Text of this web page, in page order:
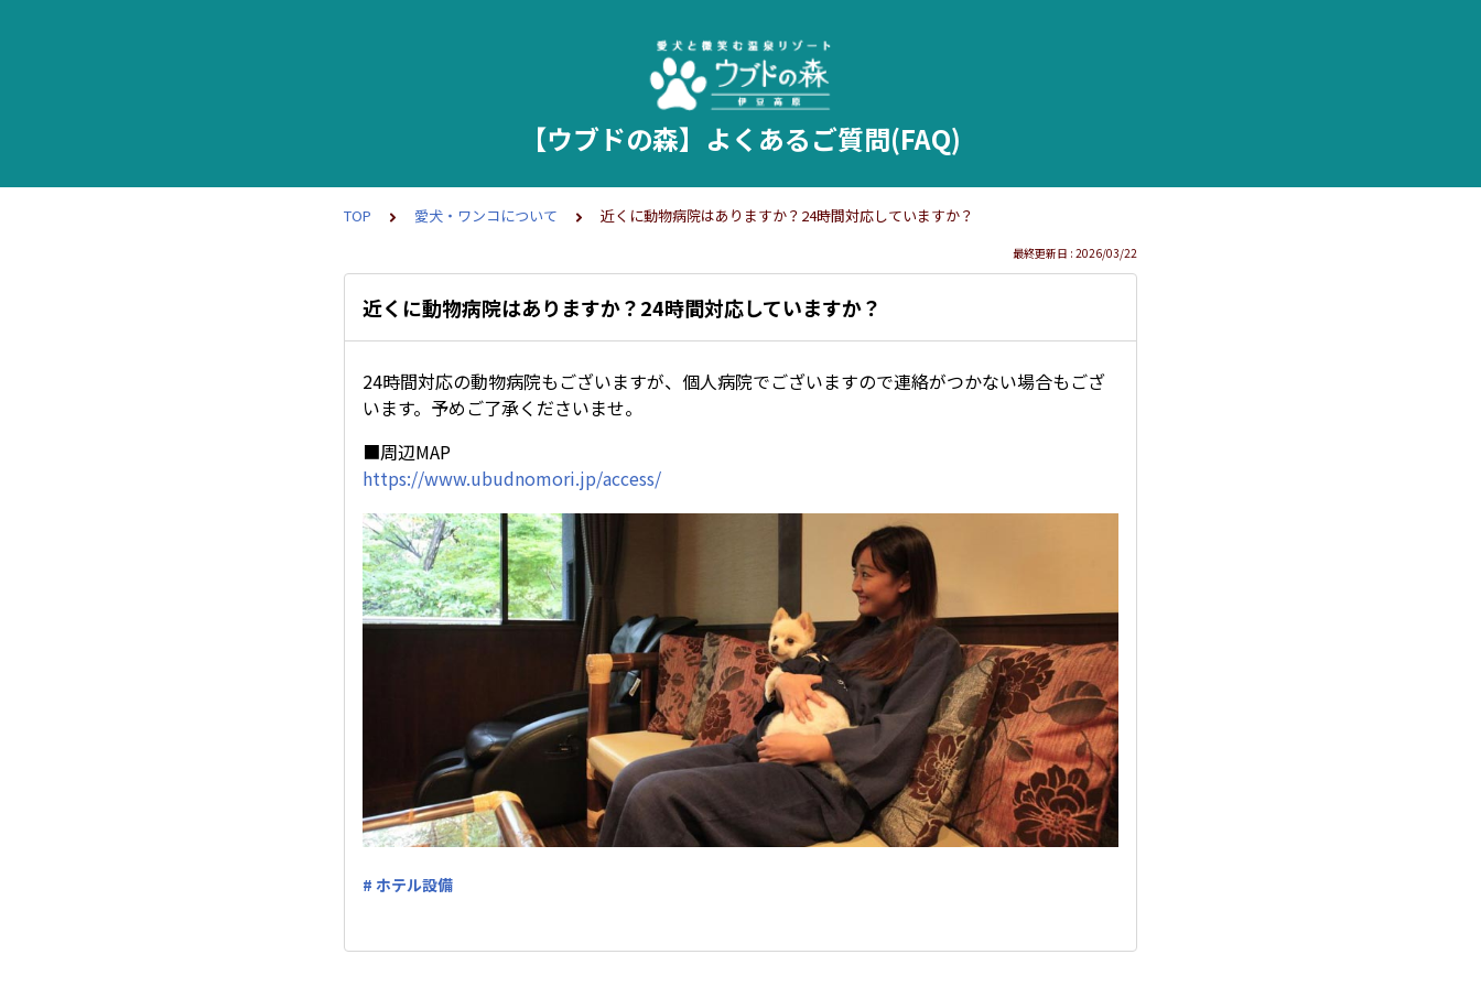
【ウブドの森】よくあるご質問(FAQ)
TOP 愛犬・ワンコについて 近くに動物病院はありますか？24時間対応していますか？
最終更新日 : 2026/03/22
近くに動物病院はありますか？24時間対応していますか？
24時間対応の動物病院もございますが、個人病院でございますので連絡がつかない場合もござ
います。予めご了承くださいませ。
■周辺MAP
https://www.ubudnomori.jp/access/
# ホテル設備